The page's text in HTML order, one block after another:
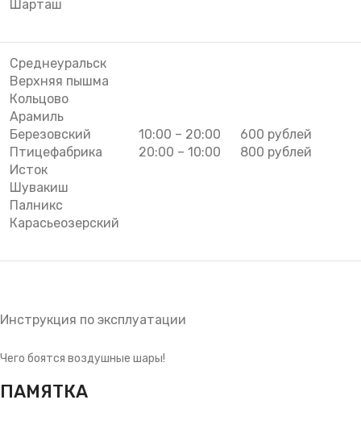
Шарташ
Среднеуральск
Верхняя пышма
Кольцово
Арамиль
Березовский
Птицефабрика
Исток
Шувакиш
Палникс
Карасьеозерский
10:00 – 20:00
20:00 – 10:00
600 рублей
800 рублей
Инструкция по эксплуатации
Чего боятся воздушные шары!
ПАМЯТКА